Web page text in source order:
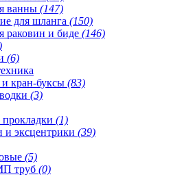
ванны (147)
для шланга (150)
раковин и биде (146)
(6)
кран-буксы (83)
(3)
(1)
и эксцентрики (39)
(5)
труб (0)